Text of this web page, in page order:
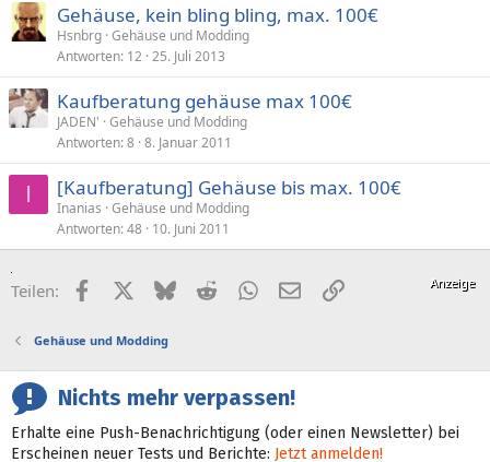
Gehäuse, kein bling bling, max. 100€
Hsnbrg Gehäuse und Modding
Antworten 12 25. Juli 2013
Kaufberatung gehäuse max 100€
JADEN' Gehäuse und Modding
Antworten 8 8. Januar 2011
I [Kaufberatung] Gehäuse bis max. 100€
Inanias Gehäuse und Modding
Antworten 48 10. Juni 2011
Teilen: FacebookX (Twitter)
BlueskyRedditWhatsApp
E-MailLink
Gehäuse und Modding
Nichts mehr verpassen!
Erhalte eine Push-Benachrichtigung (oder einen Newsletter) bei
Erscheinen neuer Tests und Berichte: Jetzt anmelden!